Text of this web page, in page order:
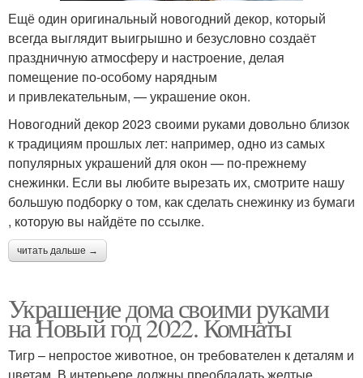
Ещё один оригинальный новогодний декор, который
всегда выглядит выигрышно и безусловно создаёт
праздничную атмосферу и настроение, делая
помещение по‑особому нарядным
и привлекательным, — украшение окон.
Новогодний декор 2023 своими руками довольно близок
к традициям прошлых лет: например, одно из самых
популярных украшений для окон — по‑прежнему
снежинки. Если вы любите вырезать их, смотрите нашу
большую подборку о том, как сделать снежинку из бумаги
, которую вы найдёте по ссылке.
читать дальше →
Украшение дома своими руками
на Новый год 2022. Комнаты
Тигр – непростое животное, он требователен к деталям и
цветам. В интерьере должны преобладать желтые,